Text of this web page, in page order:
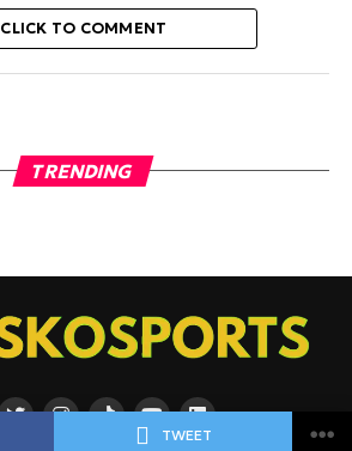
TWEET
CLICK TO COMMENT
TRENDING